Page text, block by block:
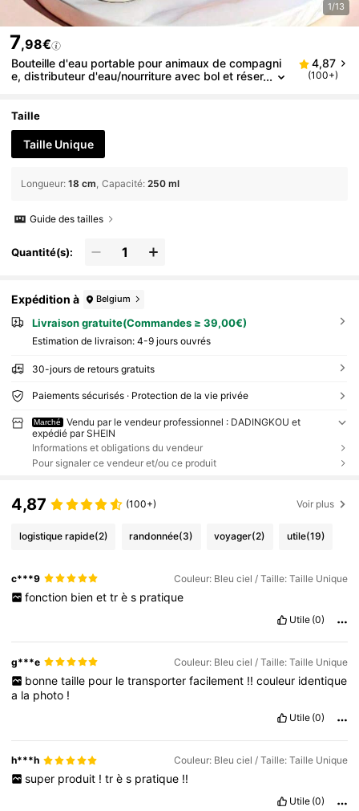
1/13
7,98€
Bouteille d'eau portable pour animaux de compagni
e, distributeur d'eau/nourriture avec bol et réser
che, les voyages et le camping
4,87
(100+)
Taille
Taille Unique
Longueur: 18 cm Capacité: 250 ml
Guide des tailles
Quantité(s):
Expédition à Belgium
Livraison gratuite(Commandes ≥ 39,00€)
Estimation de livraison: 4-9 jours ouvrés
30-jours de retours gratuits
Paiements sécurisés · Protection de la vie privée
Marché
Vendu par le vendeur professionnel : DADINGKOU et
expédié par SHEIN
Informations et obligations du vendeur
Pour signaler ce vendeur et/ou ce produit
4,87 (100+) Voir plus
logistique rapide(2) randonnée(3) voyager(2) utile(19)
c***9 Couleur: Bleu ciel / Taille: Taille Unique
fonction bien et tr è s pratique
Utile (0)
g***e Couleur: Bleu ciel / Taille: Taille Unique
bonne taille pour le transporter facilement !! couleur identique
a la photo !
Utile (0)
h***h Couleur: Bleu ciel / Taille: Taille Unique
super produit ! tr è s pratique !!
Utile (0)